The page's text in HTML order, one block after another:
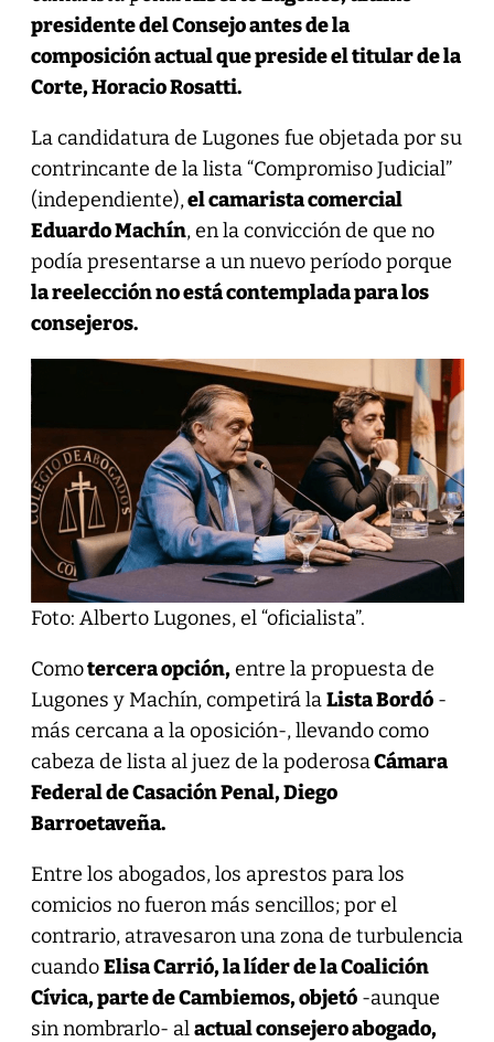
presidente del Consejo antes de la
composición actual que preside el titular de la
Corte, Horacio Rosatti.
La candidatura de Lugones fue objetada por su
contrincante de la lista “Compromiso Judicial”
(independiente),el camarista comercial
Eduardo Machín, en la convicción de que no
podía presentarse a un nuevo período porque
la reelección no está contemplada para los
consejeros.
Foto: Alberto Lugones, el “oficialista”.
Comotercera opción,entre la propuesta de
Lugones y Machín, competirá laLista Bordó-
más cercana a la oposición-, llevando como
cabeza de lista al juez de la poderosaCámara
Federal de Casación Penal, Diego
Barroetaveña.
Entre los abogados, los aprestos para los
comicios no fueron más sencillos; por el
contrario, atravesaron una zona de turbulencia
cuandoElisa Carrió, la líder de la Coalición
Cívica, parte de Cambiemos, objetó-aunque
sin nombrarlo- alactual consejero abogado,